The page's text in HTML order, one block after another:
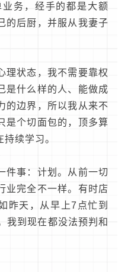
务，经手的都是大额
的后厨，并服从我妻子
理状态，我不需要靠权
是什么样的人、能做成
的边界，所以我从来不
是个切面包的，顶多算
续学习。
件事：计划。从前一切
业完全不一样。有时店
昨天，从早上7点忙到
我到现在都没法预判和